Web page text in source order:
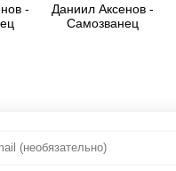
-
Даниил Аксенов -
Самозванец